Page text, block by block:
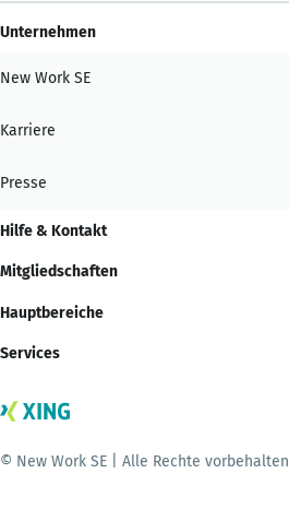
Unternehmen
New Work SE
Karriere
Presse
Hilfe & Kontakt
Mitgliedschaften
Hauptbereiche
Services
© New Work SE | Alle Rechte vorbehalten